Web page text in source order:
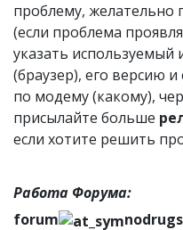
проблему, желательно
(если проблема
указать используемый
(браузер), его версию
по модему (какому),
присылайте больше
если хотите решить
Работа Форума:
forum